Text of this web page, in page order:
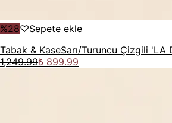
%28♡Sepete ekle
Tabak & KaseSarı/Turuncu Çizgili 'LA
1,249.99₺ 899.99